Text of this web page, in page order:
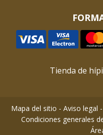
Tienda de
Mapa del sitio - Aviso legal -
Condiciones generales